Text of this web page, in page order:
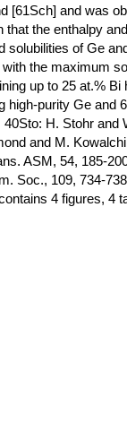
[61Sch] and was
that the enthalpy
solubilities of Ge
with the maximum
up to 25 at.%
high-purity Ge and
40Sto: H. Stohr and
and M.
ASM, 54, 185-
Soc., 109, 734-
4 figures, 4